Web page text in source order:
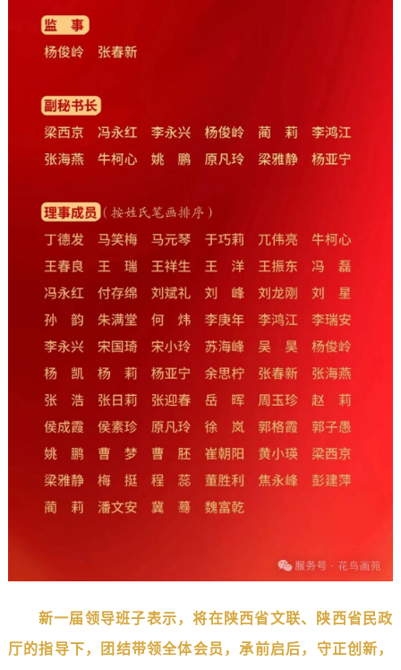
新一届领导班子表示，将在陕西省文联、 陕西省民政
厅的指导下，团结带领全体会员，承前启后， 守正创新，